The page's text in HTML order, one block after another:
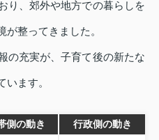
り、郊外や地方での暮らしを
整ってきました。
の充実が、子育て後の新たな
ます。
側の動き 行政側の動き